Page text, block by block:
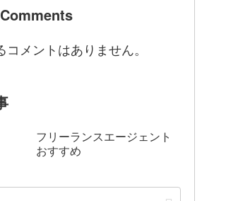
メントはありません。
フリーランスエージェント
おすすめ